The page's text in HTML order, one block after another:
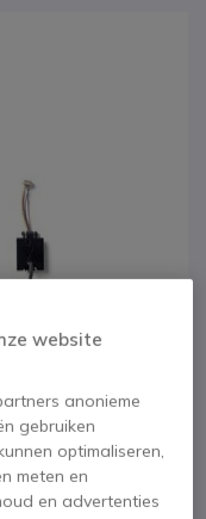
website
anonieme
gebruiken
optimaliseren,
meten en
en advertenties